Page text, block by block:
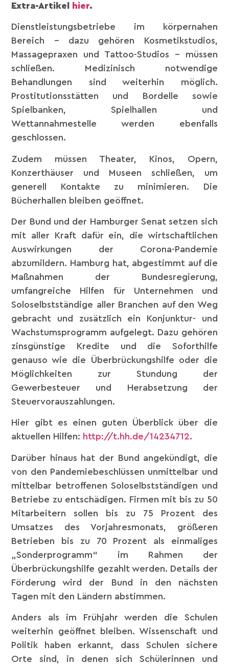
Extra-Artikel
hier.
Dienstleistungsbetriebe im körpernahen
Bereich – dazu gehören Kosmetikstudios,
Massagepraxen und Tattoo-Studios – müssen
schließen. Medizinisch notwendige
Behandlungen sind weiterhin möglich.
Prostitutionsstätten und Bordelle sowie
Spielbanken, Spielhallen und
Wettannahmestelle werden ebenfalls
geschlossen.
Zudem müssen Theater, Kinos, Opern,
Konzerthäuser und Museen schließen, um
generell Kontakte zu minimieren. Die
Bücherhallen bleiben geöffnet.
Der Bund und der Hamburger Senat setzen sich
mit aller Kraft dafür ein, die wirtschaftlichen
Auswirkungen der Corona-Pandemie
abzumildern. Hamburg hat, abgestimmt auf die
Maßnahmen der Bundesregierung,
umfangreiche Hilfen für Unternehmen und
Soloselbstständige aller Branchen auf den Weg
gebracht und zusätzlich ein Konjunktur- und
Wachstumsprogramm aufgelegt. Dazu gehören
zinsgünstige Kredite und die Soforthilfe
genauso wie die Überbrückungshilfe oder die
Möglichkeiten zur Stundung der
Gewerbesteuer und Herabsetzung der
Steuervorauszahlungen.
Hier gibt es einen guten Überblick über die
aktuellen Hilfen: http://t.hh.de/14234712.
Darüber hinaus hat der Bund angekündigt, die
von den Pandemiebeschlüssen unmittelbar und
mittelbar betroffenen Soloselbstständigen und
Betriebe zu entschädigen. Firmen mit bis zu 50
Mitarbeitern sollen bis zu 75 Prozent des
Umsatzes des Vorjahresmonats, größeren
Betrieben bis zu 70 Prozent als einmaliges
„Sonderprogramm“ im Rahmen der
Überbrückungshilfe gezahlt werden. Details der
Förderung wird der Bund in den nächsten
Tagen mit den Ländern abstimmen.
Anders als im Frühjahr werden die Schulen
weiterhin geöffnet bleiben. Wissenschaft und
Politik haben erkannt, dass Schulen sichere
Orte sind, in denen sich Schülerinnen und